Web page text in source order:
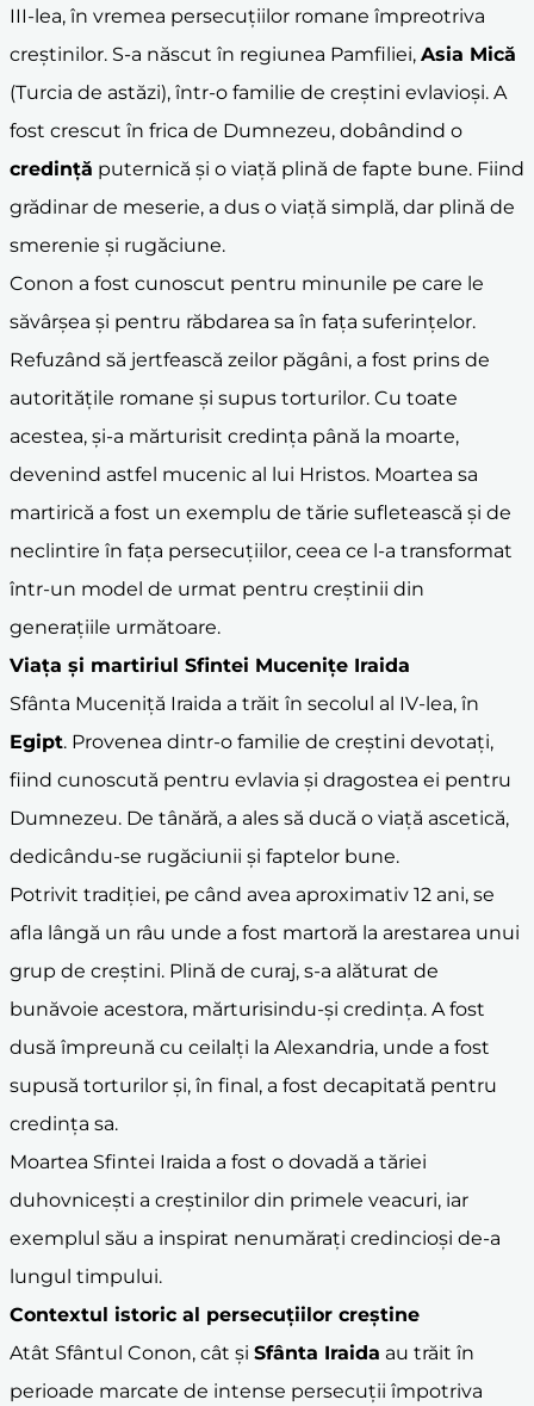
III-lea, în vremea persecuțiilor romane împreotriva
creștinilor. S-a născut în regiunea Pamfiliei, Asia Mică
(Turcia de astăzi), într-o familie de creștini evlavioși. A
fost crescut în frica de Dumnezeu, dobândind o
credință puternică și o viață plină de fapte bune. Fiind
grădinar de meserie, a dus o viață simplă, dar plină de
smerenie și rugăciune.
Conon a fost cunoscut pentru minunile pe care le
săvârșea și pentru răbdarea sa în fața suferințelor.
Refuzând să jertfească zeilor păgâni, a fost prins de
autoritățile romane și supus torturilor. Cu toate
acestea, și-a mărturisit credința până la moarte,
devenind astfel mucenic al lui Hristos. Moartea sa
martirică a fost un exemplu de tărie sufletească și de
neclintire în fața persecuțiilor, ceea ce l-a transformat
într-un model de urmat pentru creștinii din
generațiile următoare.
Viața și martiriul Sfintei Mucenițe Iraida
Sfânta Muceniță Iraida a trăit în secolul al IV-lea, în
Egipt. Provenea dintr-o familie de creștini devotați,
fiind cunoscută pentru evlavia și dragostea ei pentru
Dumnezeu. De tânără, a ales să ducă o viață ascetică,
dedicându-se rugăciunii și faptelor bune.
Potrivit tradiției, pe când avea aproximativ 12 ani, se
afla lângă un râu unde a fost martoră la arestarea unui
grup de creștini. Plină de curaj, s-a alăturat de
bunăvoie acestora, mărturisindu-și credința. A fost
dusă împreună cu ceilalți la Alexandria, unde a fost
supusă torturilor și, în final, a fost decapitată pentru
credința sa.
Moartea Sfintei Iraida a fost o dovadă a tăriei
duhovnicești a creștinilor din primele veacuri, iar
exemplul său a inspirat nenumărați credincioși de-a
lungul timpului.
Contextul istoric al persecuțiilor creștine
Atât Sfântul Conon, cât și Sfânta Iraida au trăit în
perioade marcate de intense persecuții împotriva